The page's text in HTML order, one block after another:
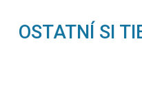
OSTATNÍ SI